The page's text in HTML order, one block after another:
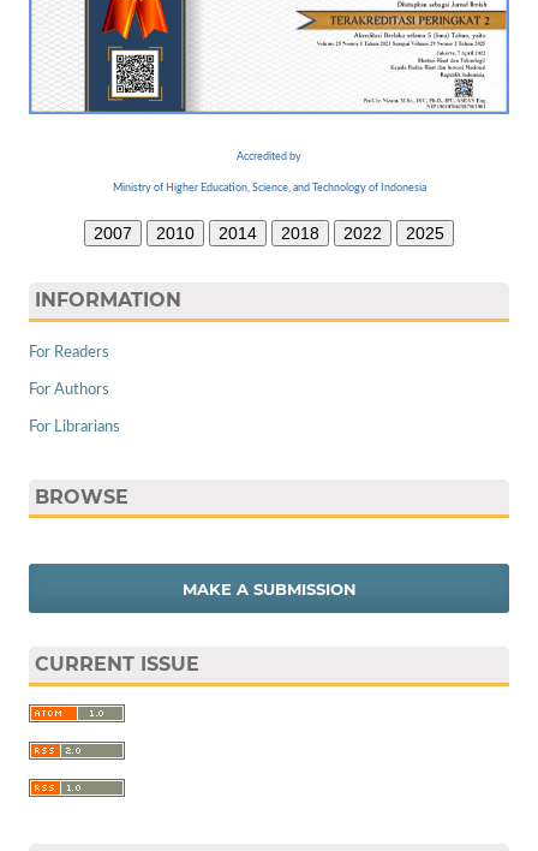
Accredited by
Ministry of Higher Education, Science, and Technology of Indonesia
2007 2010 2014 2018 2022 2025
INFORMATION
For Readers
For Authors
For Librarians
BROWSE
MAKE A SUBMISSION
CURRENT ISSUE